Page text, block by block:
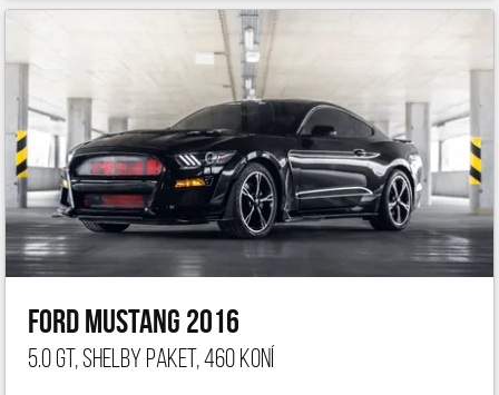
Ford Mustang 2016
5.0 GT, Shelby paket, 460 koní